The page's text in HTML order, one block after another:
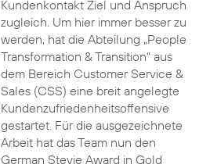
Kundenkontakt Ziel und Anspruch
zugleich. Um hier immer besser zu
werden, hat die Abteilung „People
Transformation & Transition“ aus
dem Bereich Customer Service &
Sales (CSS) eine breit angelegte
Kundenzufriedenheitsoffensive
gestartet. Für die ausgezeichnete
Arbeit hat das Team nun den
German Stevie Award in Gold